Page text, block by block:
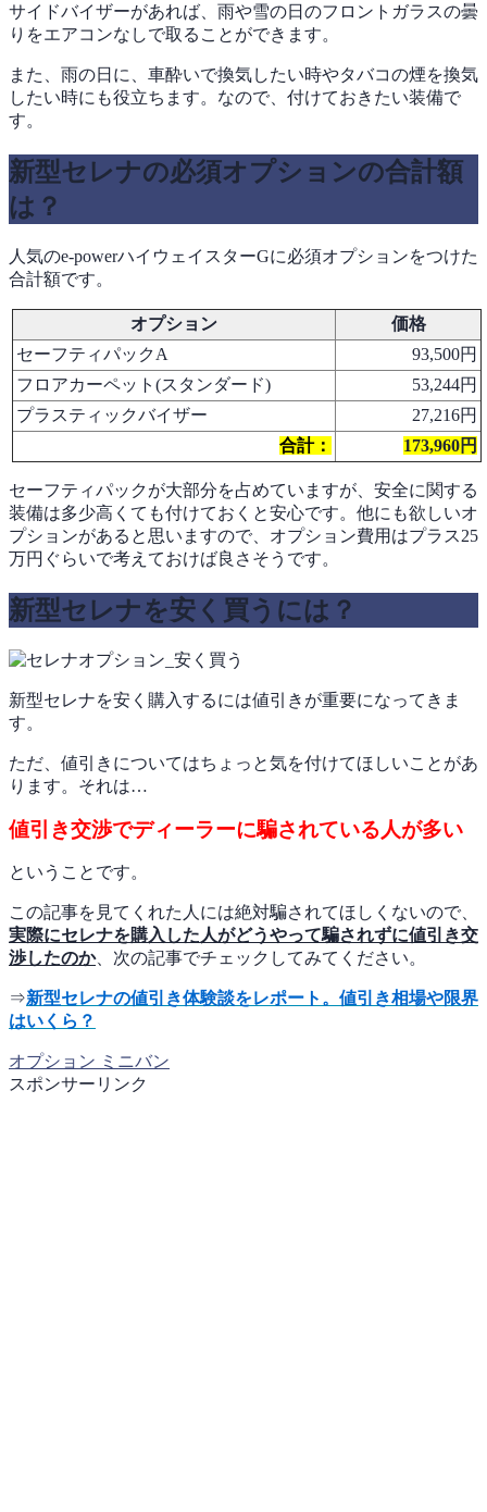
サイドバイザーがあれば、雨や雪の日のフロントガラスの曇
りをエアコンなしで取ることができます。
また、雨の日に、車酔いで換気したい時やタバコの煙を換気
したい時にも役立ちます。なので、付けておきたい装備で
す。
新型セレナの必須オプションの合計額
は？
人気のe-powerハイウェイスターGに必須オプションをつけた
合計額です。
オプション
価格
セーフティパックA
93,500円
フロアカーペット(スタンダード)
53,244円
プラスティックバイザー
27,216円
合計：
173,960円
セーフティパックが大部分を占めていますが、安全に関する
装備は多少高くても付けておくと安心です。他にも欲しいオ
プションがあると思いますので、オプション費用はプラス25
万円ぐらいで考えておけば良さそうです。
新型セレナを安く買うには？
新型セレナを安く購入するには値引きが重要になってきま
す。
ただ、値引きについてはちょっと気を付けてほしいことがあ
ります。それは…
値引き交渉でディーラーに騙されている人が多い
ということです。
この記事を見てくれた人には絶対騙されてほしくないので、
実際にセレナを購入した人がどうやって騙されずに値引き交
渉したのか、次の記事でチェックしてみてください。
⇒新型セレナの値引き体験談をレポート。値引き相場や限界
はいくら？
オプション ミニバン
スポンサーリンク